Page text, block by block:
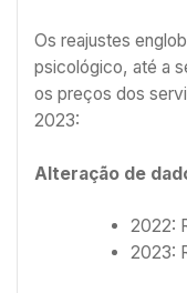
Os reajustes
psicológico, até a
os preços dos
2023:
Alteração de
2022:
2023: